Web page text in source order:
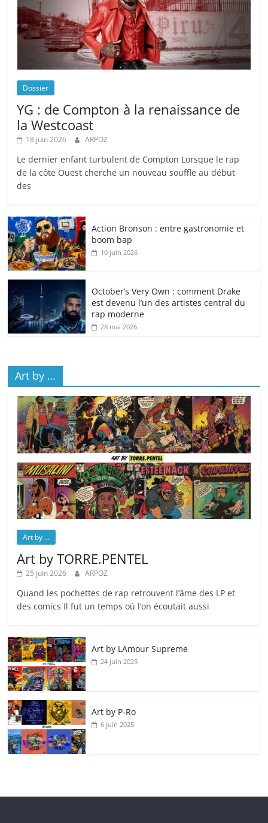
Dossier
YG : de Compton à la renaissance de
la Westcoast
18 juin 2026 ARPOZ
Le dernier enfant turbulent de Compton Lorsque le rap
de la côte Ouest cherche un nouveau souffle au début
des
Action Bronson : entre gastronomie et
boom bap
10 juin 2026
October’s Very Own : comment Drake
est devenu l’un des artistes central du
rap moderne
28 mai 2026
Art by …
Art by ...
Art by TORRE.PENTEL
25 juin 2026 ARPOZ
Quand les pochettes de rap retrouvent l’âme des LP et
des comics Il fut un temps où l’on écoutait aussi
Art by LAmour Supreme
24 juin 2025
Art by P‑Ro
6 juin 2025